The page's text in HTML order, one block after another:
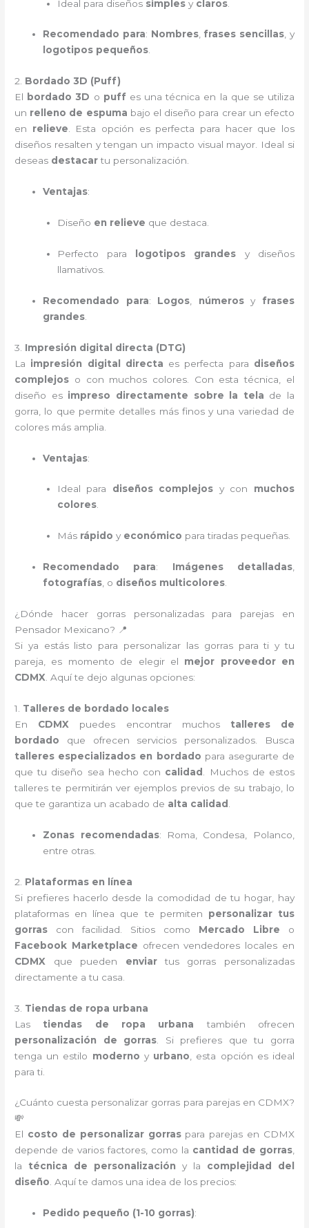
Ideal para diseños simplesy claros.
Recomendado para: Nombres, frases sencillas, y
logotipos pequeños.
2. Bordado 3D (Puff)
El bordado 3D o puffes una técnica en la que se utiliza
un relleno de espuma bajo el diseño para crear un efecto
en relieve. Esta opción es perfecta para hacer que los
diseños resalten y tengan un impacto visual mayor. Ideal si
deseas destacartu personalización.
Ventajas:
Diseño en relieve que destaca.
Perfecto para logotipos grandes y diseños
llamativos.
Recomendado para: Logos númerosy frases
grandes
3. Impresión digital directa (DTG)
La impresión digital directa es perfecta para diseños
complejos o con muchos colores. Con esta técnica, el
diseño es impreso directamente sobre la tela de la
gorra, lo que permite detalles más finos y una variedad de
colores más amplia.
Ventajas:
Ideal para diseños complejos y con muchos
colores.
Más rápido y económico para tiradas pequeñas.
Recomendado para: Imágenes detalladas,
fotografías , o diseños multicolores
¿Dónde hacer gorras personalizadas para parejas en
Pensador Mexicano? 📍
Si ya estás listo para personalizar las gorras para ti y tu
pareja, es momento de elegir el mejor proveedor en
CDMX . Aquí te dejo algunas opciones:
1. Talleres de bordado locales
En CDMX puedes encontrar muchos talleres de
bordado que ofrecen servicios personalizados. Busca
talleres especializados en bordado para asegurarte de
que tu diseño sea hecho con calidad
. Muchos de estos
talleres te permitirán ver ejemplos previos de su trabajo, lo
que te garantiza un acabado de alta calidad
Zonas recomendadas: Roma, Condesa, Polanco,
entre otras.
2. Plataformas en línea
Si prefieres hacerlo desde la comodidad de tu hogar, hay
plataformas en línea que te permiten personalizar tus
gorras con facilidad. Sitios como Mercado Libre o
Facebook Marketplace ofrecen vendedores locales en
CDMX que pueden enviartus gorras personalizadas
directamente a tu casa.
3. Tiendas de ropa urbana
Las tiendas de ropa urbana también ofrecen
personalización de gorras . Si prefieres que tu gorra
tenga un estilo moderno y urbano , esta opción es ideal
para ti.
¿Cuánto cuesta personalizar gorras para parejas en CDMX?
💸
El costo de personalizar gorraspara parejas en CDMX
depende de varios factores, como la cantidad de gorras,
la técnica de personalización y la complejidad del
diseño. Aquí te damos una idea de los precios:
Pedido pequeño (1-10 gorras):